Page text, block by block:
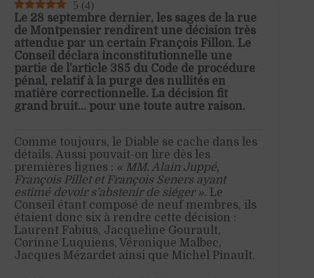
5 (4)
Le 28 septembre dernier, les sages de la rue
de Montpensier rendirent une décision très
attendue par un certain François Fillon. Le
Conseil déclara inconstitutionnelle une
partie de l’article 385 du Code de procédure
pénal, relatif à la purge des nullités en
matière correctionnelle. La décision fit
grand bruit… pour une toute autre raison.
Comme toujours, le Diable se cache dans les
détails. Aussi pouvait-on lire dès les
premières lignes : « MM. Alain Juppé,
François Pillet et François Seners ayant
estimé devoir s’abstenir de siéger ». Le
Conseil étant composé de neuf membres, ils
étaient donc six à rendre cette décision :
Laurent Fabius, Jacqueline Gourault,
Corinne Luquiens, Véronique Malbec,
Jacques Mézardet ainsi que Michel Pinault.